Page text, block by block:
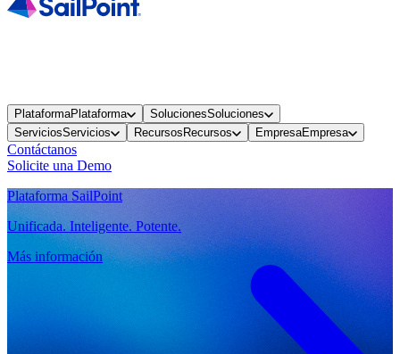
PlataformaPlataforma SolucionesSoluciones
ServiciosServicios Recursos Recursos EmpresaEmpresa
Contáctanos
Solicite una Demo
Plataforma SailPoint
Unificada. Inteligente. Potente.
Más información